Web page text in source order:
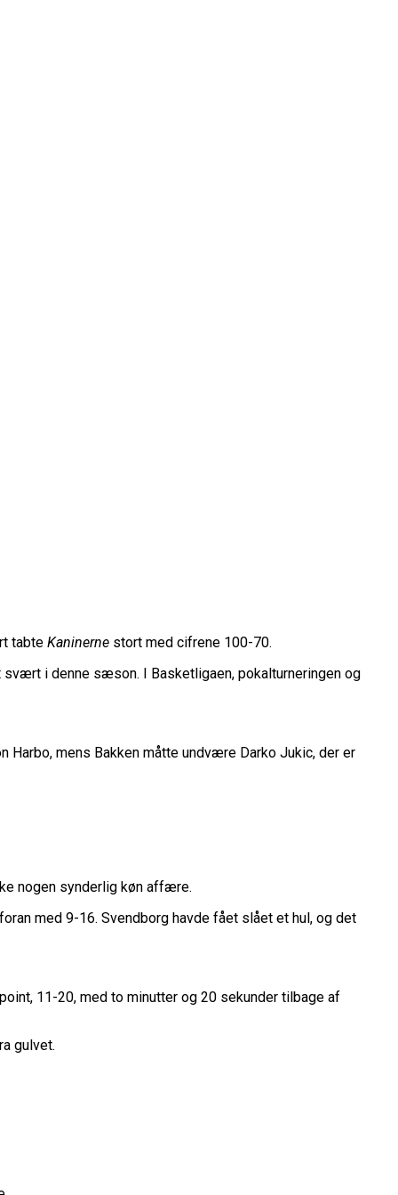
Cup
Mål Er At Vinde Turneringen”
Største Scene
tabte Kaninerne stort med cifrene 100-70.
i denne sæson. I Basketligaen, pokalturneringen og
mens Bakken måtte undvære Darko Jukic, der er
nogen synderlig køn affære.
med 9-16. Svendborg havde fået slået et hul, og det
11-20, med to minutter og 20 sekunder tilbage af
gulvet.